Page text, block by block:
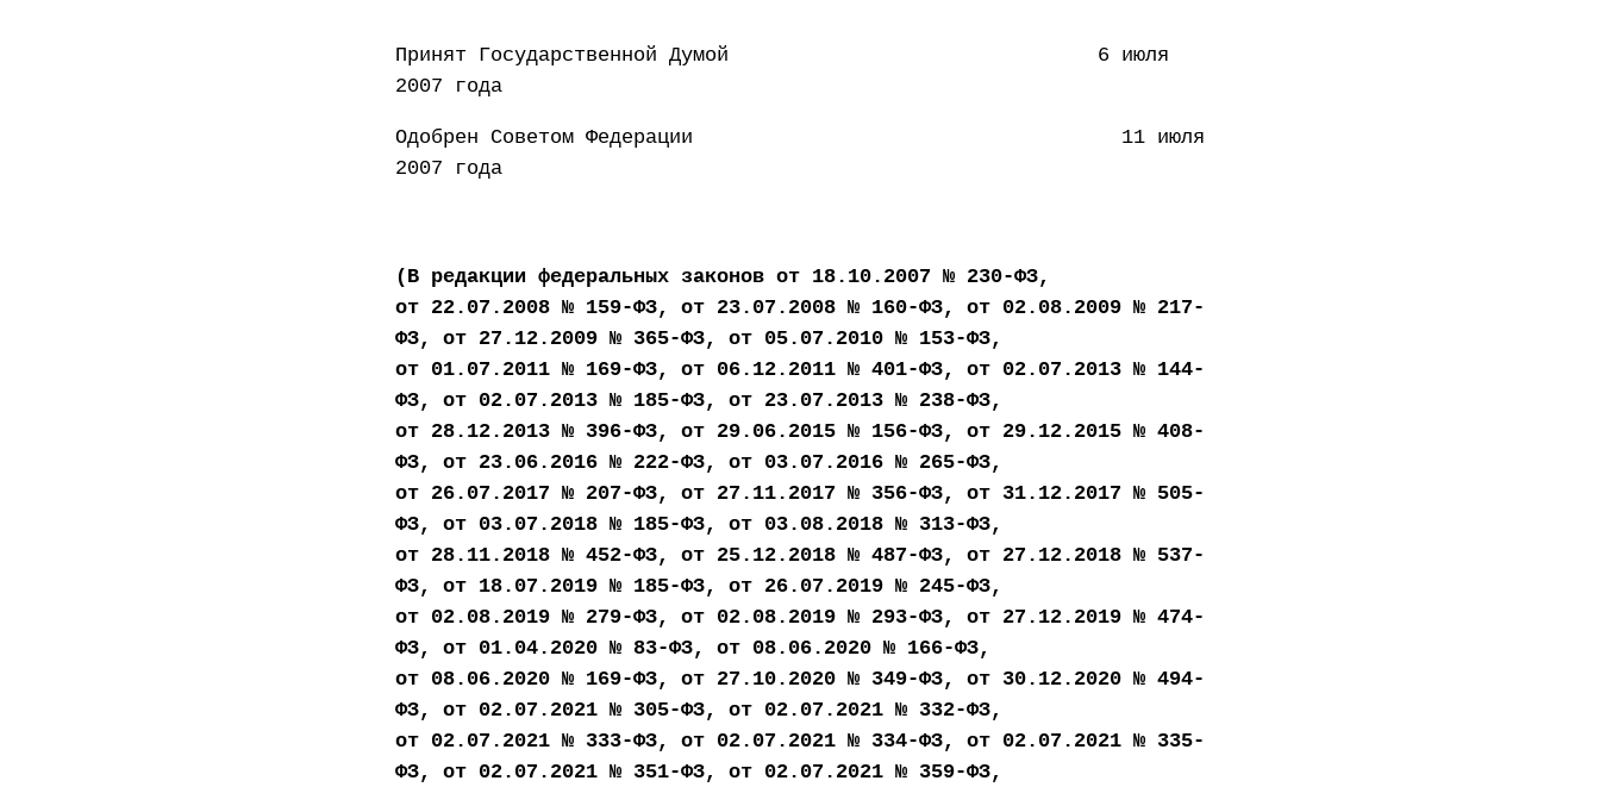
Принят Государственной Думой 6 июля
2007 года
Одобрен Советом Федерации 11 июля
2007 года
(В редакции федеральных законов от 18.10.2007 № 230-ФЗ,
от 22.07.2008 № 159-ФЗ, от 23.07.2008 № 160-ФЗ, от 02.08.2009 № 217-
ФЗ, от 27.12.2009 № 365-ФЗ, от 05.07.2010 № 153-ФЗ,
от 01.07.2011 № 169-ФЗ, от 06.12.2011 № 401-ФЗ, от 02.07.2013 № 144-
ФЗ, от 02.07.2013 № 185-ФЗ, от 23.07.2013 № 238-ФЗ,
от 28.12.2013 № 396-ФЗ, от 29.06.2015 № 156-ФЗ, от 29.12.2015 № 408-
ФЗ, от 23.06.2016 № 222-ФЗ, от 03.07.2016 № 265-ФЗ,
от 26.07.2017 № 207-ФЗ, от 27.11.2017 № 356-ФЗ, от 31.12.2017 № 505-
ФЗ, от 03.07.2018 № 185-ФЗ, от 03.08.2018 № 313-ФЗ,
от 28.11.2018 № 452-ФЗ, от 25.12.2018 № 487-ФЗ, от 27.12.2018 № 537-
ФЗ, от 18.07.2019 № 185-ФЗ, от 26.07.2019 № 245-ФЗ,
от 02.08.2019 № 279-ФЗ, от 02.08.2019 № 293-ФЗ, от 27.12.2019 № 474-
ФЗ, от 01.04.2020 № 83-ФЗ, от 08.06.2020 № 166-ФЗ,
от 08.06.2020 № 169-ФЗ, от 27.10.2020 № 349-ФЗ, от 30.12.2020 № 494-
ФЗ, от 02.07.2021 № 305-ФЗ, от 02.07.2021 № 332-ФЗ,
от 02.07.2021 № 333-ФЗ, от 02.07.2021 № 334-ФЗ, от 02.07.2021 № 335-
ФЗ, от 02.07.2021 № 351-ФЗ, от 02.07.2021 № 359-ФЗ,